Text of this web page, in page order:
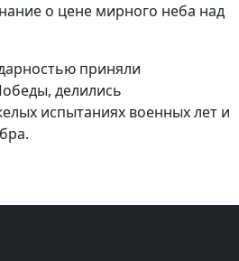
о цене мирного неба над
приняли
делились
испытаниях военных лет и